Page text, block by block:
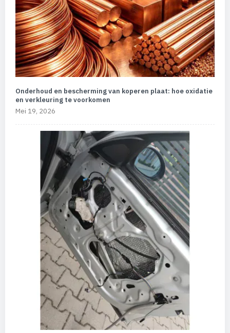
Onderhoud en bescherming van koperen plaat: hoe oxidatie
en verkleuring te voorkomen
Mei 19, 2026